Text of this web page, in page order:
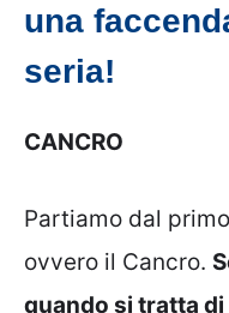
una
seria!
CANCRO
Partiamo dal
ovvero il Cancro.
quando si tratta